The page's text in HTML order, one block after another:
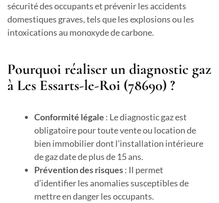
sécurité des occupants et prévenir les accidents
domestiques graves, tels que les explosions ou les
intoxications au monoxyde de carbone.
Pourquoi réaliser un diagnostic gaz
à Les Essarts-le-Roi (78690) ?
Conformité légale : Le diagnostic gaz est
obligatoire pour toute vente ou location de
bien immobilier dont l’installation intérieure
de gaz date de plus de 15 ans.
Prévention des risques: Il permet
d’identifier les anomalies susceptibles de
mettre en danger les occupants.